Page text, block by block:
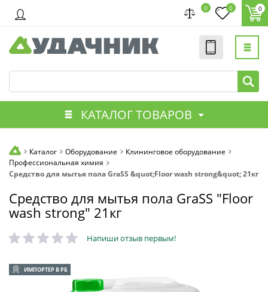
0 0 0
КАТАЛОГ ТОВАРОВ
Каталог Оборудование
Клининговое оборудование
Профессиональная химия
Средство для мытья пола GraSS &quot;Floor wash strong&quot; 21кг
Средство для мытья пола GraSS "Floor
wash strong" 21кг
Напиши отзыв первым!
ИМПОРТЕР В РБ